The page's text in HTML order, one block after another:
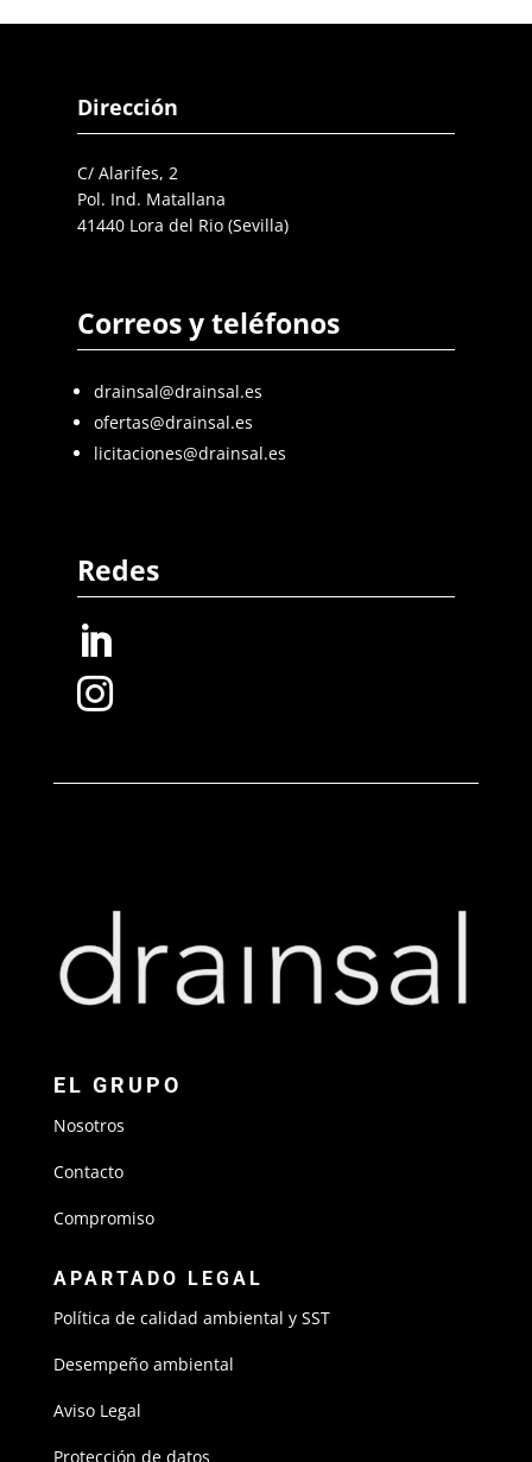
Dirección
C/ Alarifes, 2
Pol. Ind. Matallana
41440 Lora del Rio (Sevilla)
Correos y teléfonos
drainsal@drainsal.es
ofertas@drainsal.es
licitaciones@drainsal.es
Redes


EL GRUPO
Nosotros
Contacto
Compromiso
APARTADO LEGAL
Política de calidad ambiental y SST
Desempeño ambiental
Aviso Legal
Protección de datos